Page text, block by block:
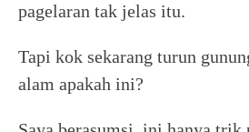
pagelaran tak jelas itu.
Tapi kok sekarang turun
alam apakah ini?